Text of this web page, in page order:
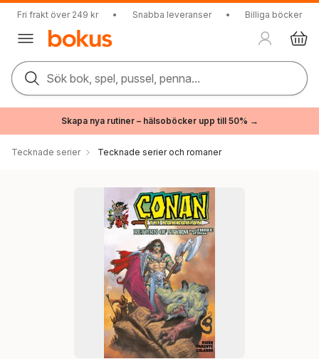
Fri frakt över 249 kr • Snabba leveranser • Billiga böcker
Sök bok, spel, pussel, penna...
Skapa nya rutiner – hälsoböcker upp till 50% →
Tecknade serier Tecknade serier och romaner